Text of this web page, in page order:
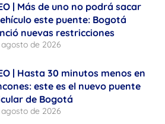
| Más de uno no podrá sacar
este puente: Bogotá
nuevas restricciones
de 2026
| Hasta 30 minutos menos en
este es el nuevo puente
de Bogotá
de 2026